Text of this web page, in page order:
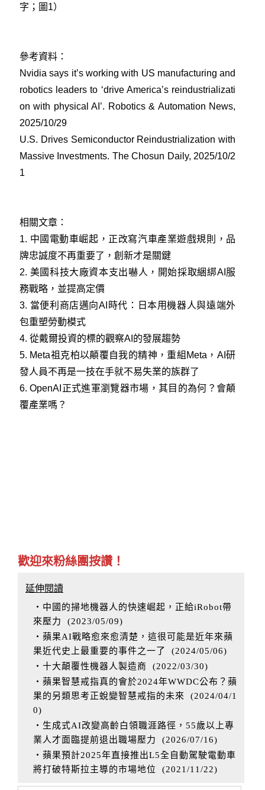
字；圖1）
參考資料：
Nvidia says it’s working with US manufacturing and
robotics leaders to ‘drive America’s reindustrializati
on with physical AI’. Robotics & Automation News,
2025/10/29
U.S. Drives Semiconductor Reindustrialization with
Massive Investments. The Chosun Daily, 2025/10/2
1
相關文章：
1. 中國電動車崛起，正改寫汽車產業遊戲規則，品
牌忠誠度不再重要了，創新才是關鍵
2. 美國科技大廠資本支出嚇人，開始採取綑綁AI服
務戰略，並提高定價
3. 當便利商店邁向AI時代：日本用機器人與遠端外
包重塑勞動模式
4. 從戴爾投資的標的觀察AI的發展趨勢
5. Meta祖克柏以顛覆自我的精神，重組Meta，AI研
發人員不再是一技在手就不易失業的族群了
6.OpenAI正式進軍瀏覽器市場，其目的為何？會顛
覆產業嗎？
歡迎來粉絲團按讚！
延伸閱讀
‧中國的掃地機器人的快速崛起，正給iRobot帶
來壓力
(2023/05/09)
‧蘋果AI戰略愈來愈清楚，這很可能是近年來蘋
果近代史上最重要的事件之一了
(2024/05/06)
‧十大顛覆性機器人製造商
(2022/03/30)
‧蘋果智慧戒指真的會於2024年WWDC公布？蘋
果的另類思考正蛻變智慧戒指的未來
(2024/04/1
0)
‧生成式AI改變高齡白領職涯路徑，55歲以上專
業人才面臨提前退出職場壓力
(2026/07/16)
‧蘋果預計2025年直接推出L5全自動駕駛電動車
將打破特斯拉主導的市場地位
(2021/11/22)